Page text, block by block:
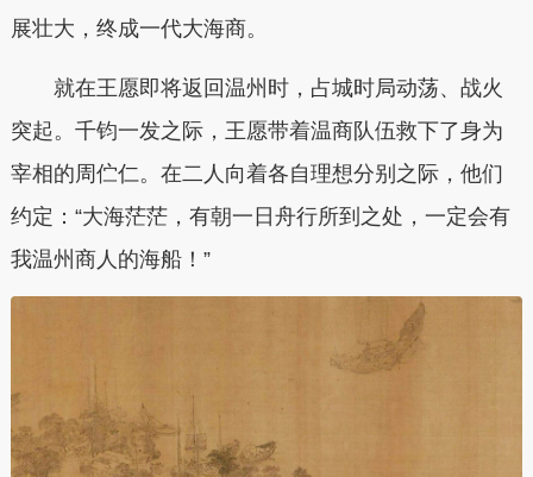
展壮大，终成一代大海商。
就在王愿即将返回温州时，占城时局动荡、战火
突起。千钧一发之际，王愿带着温商队伍救下了身为
宰相的周伫仁。在二人向着各自理想分别之际，他们
约定：“大海茫茫，有朝一日舟行所到之处，一定会有
我温州商人的海船！”